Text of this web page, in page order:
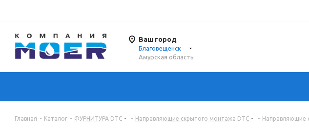
Ваш город
Благовещенск
Амурская область
Главная - Каталог - ФУРНИТУРА DTC - Направляющие скрытого монтажа DTC - Направляющие